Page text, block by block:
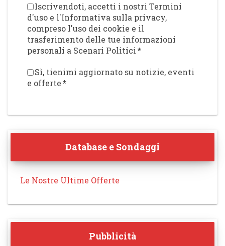
Iscrivendoti, accetti i nostri Termini
d'uso e l'Informativa sulla privacy,
compreso l'uso dei cookie e il
trasferimento delle tue informazioni
personali a Scenari Politici*
Sì, tienimi aggiornato su notizie, eventi
e offerte*
Database e Sondaggi
Le Nostre Ultime Offerte
Pubblicità